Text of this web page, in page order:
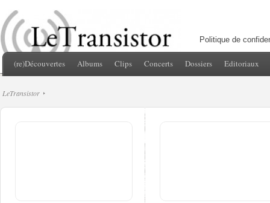
Politique de
(re)Découvertes Albums Clips Concerts Dossiers Editoriaux
LeTransistor